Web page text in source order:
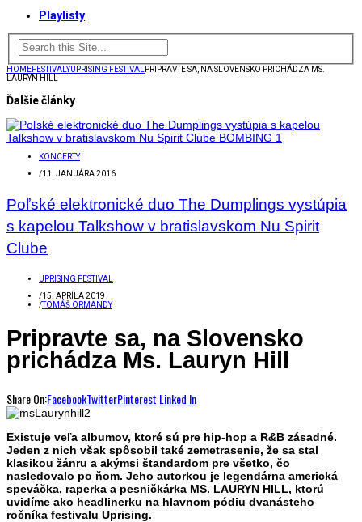
Playlisty
HOMEFESTIVALYUPRISING FESTIVAL
PRIPRAVTE SA, NA SLOVENSKO PRICHÁDZA MS.
LAURYN HILL
Ďalšie články
KONCERTY
/11. JANUÁRA 2016
Poľské elektronické duo The Dumplings vystúpia
s kapelou Talkshow v bratislavskom Nu Spirit
Clube
UPRISING FESTIVAL
/15. APRÍLA 2019
/TOMÁŠ ORMANDY
Pripravte sa, na Slovensko
prichádza Ms. Lauryn Hill
Share On:FacebookTwitterPinterest Linked In
Existuje veľa albumov, ktoré sú pre hip-hop a R&B zásadné.
Jeden z nich však spôsobil také zemetrasenie, že sa stal
klasikou žánru a akýmsi štandardom pre všetko, čo
nasledovalo po ňom. Jeho autorkou je legendárna americká
speváčka, raperka a pesničkárka MS. LAURYN HILL, ktorú
uvidíme ako headlinerku na hlavnom pódiu dvanásteho
ročníka festivalu Uprising.